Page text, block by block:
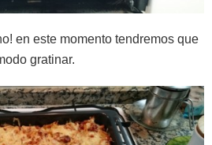
en este momento tendremos que
gratinar.